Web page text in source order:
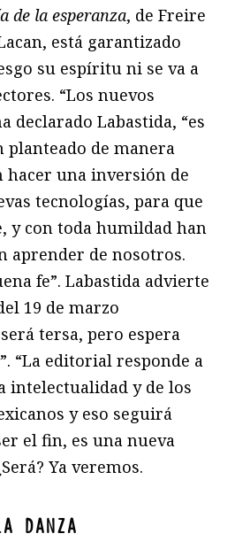
de la esperanza, de Freire
está garantizado
su espíritu ni se va a
“Los nuevos
declarado Labastida, “es
planteado de manera
hacer una inversión de
tecnologías, para que
y con toda humildad han
aprender de nosotros.
fe”. Labastida advierte
19 de marzo
tersa, pero espera
“La editorial responde a
intelectualidad y de los
y eso seguirá
el fin, es una nueva
Ya veremos.
DANZA